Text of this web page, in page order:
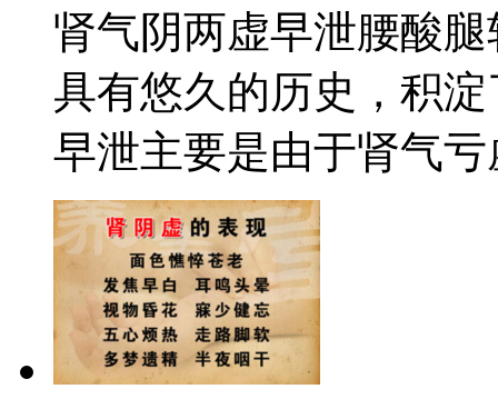
肾气阴两虚早泄腰酸
具有悠久的历史，积
早泄主要是由于肾气